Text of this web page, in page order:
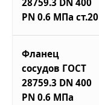
28759.3 DN 400
PN 0.6 МПа ст.20
Фланец
сосудов ГОСТ
28759.3 DN 400
PN 0.6 МПа